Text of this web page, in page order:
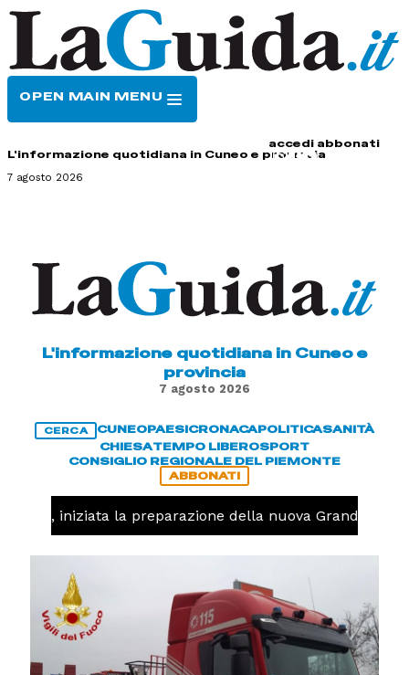
OPEN MAIN MENU
accedi abbonati
L'informazione quotidiana in Cuneo e provincia
7 agosto 2026
L'informazione quotidiana in Cuneo e
provincia
7 agosto 2026
CERCA CUNEOPAESICRONACAPOLITICASANITÀ
CHIESATEMPO LIBEROSPORT
CONSIGLIO REGIONALE DEL PIEMONTE
ABBONATI
iniziata la preparazione della nuova Granda Volley